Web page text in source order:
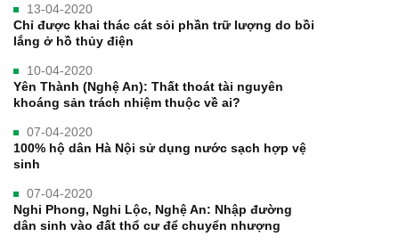
13-04-2020
Chỉ được khai thác cát sỏi phần trữ lượng do bồi
lắng ở hồ thủy điện
10-04-2020
Yên Thành (Nghệ An): Thất thoát tài nguyên
khoáng sản trách nhiệm thuộc về ai?
07-04-2020
100% hộ dân Hà Nội sử dụng nước sạch hợp vệ
sinh
07-04-2020
Nghi Phong, Nghi Lộc, Nghệ An: Nhập đường
dân sinh vào đất thổ cư để chuyển nhượng